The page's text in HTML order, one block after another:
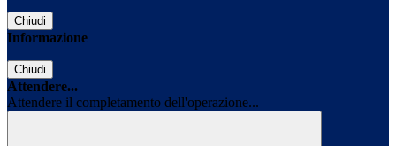
Chiudi
Informazione
Chiudi
Attendere...
Attendere il completamento dell'operazione...